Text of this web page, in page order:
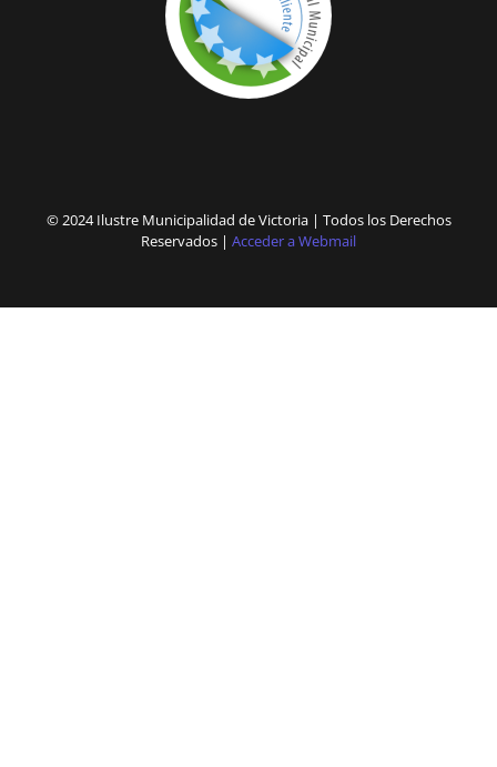
© 2024 Ilustre Municipalidad de Victoria | Todos los Derechos
Reservados | Acceder a Webmail